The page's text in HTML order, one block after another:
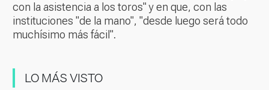
con la asistencia a los toros" y en que, con las
instituciones "de la mano", "desde luego será todo
muchísimo más fácil".
LO MÁS VISTO